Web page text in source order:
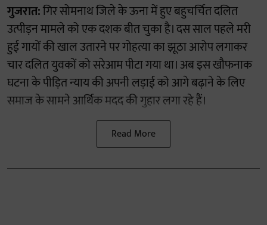
गुजरात:गिर सोमनाथ जिले के ऊना में हुए बहुचर्चित दलित
उत्पीड़न मामले को एक दशक बीत चुका है। दस साल पहले मरी
हुई गायों की खाल उतारने पर गोहत्या का झूठा आरोप लगाकर
चार दलित युवकों को सरेआम पीटा गया था। अब इस खौफनाक
घटना के पीड़ित न्याय की अपनी लड़ाई को आगे बढ़ाने के लिए
समाज के सामने आर्थिक मदद की गुहार लगा रहे हैं।
Read More